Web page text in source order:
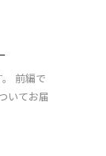
前編で
いてお届